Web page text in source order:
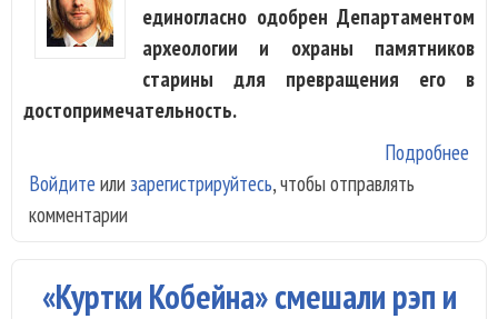
единогласно одобрен Департаментом
археологии и охраны памятников
старины для превращения его в
достопримечательность.
Подробнее
Войдите или зарегистрируйтесь, чтобы отправлять
комментарии
«Куртки Кобейна» смешали рэп и